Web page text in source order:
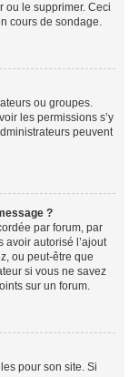
ou le supprimer. Ceci
cours de sondage.
ou groupes.
les permissions s’y
peuvent
?
par forum, par
avoir autorisé l’ajout
ou peut-être que
si vous ne savez
sur un forum.
pour son site. Si